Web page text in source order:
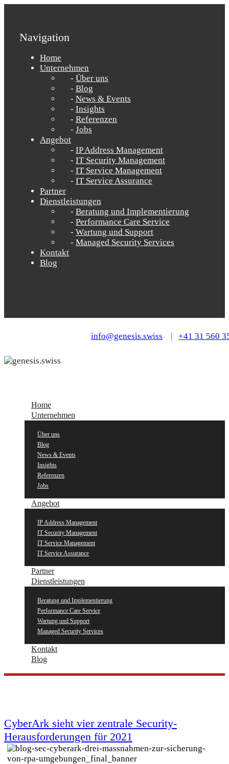
Navigation
Home
Unternehmen
Über uns
Blog
News & Events
Insights
Referenzen
Jobs
Angebot
IP Address Management
IT Security Management
IT Service Management
IT Service Assurance
Partner
Dienstleistungen
Beratung und Implementierung
Performance Care Service
Wartung und Support
Managed Security Services
Kontakt
Blog
info@genesis.swiss | +41 31 560
Home
Unternehmen
Über uns
Blog
News & Events
Insights
Referenzen
Jobs
Angebot
IP Address Management
IT Security Management
IT Service Management
IT Service Assurance
Partner
Dienstleistungen
Beratung und Implementierung
Performance Care Service
Wartung und Support
Managed Security Services
Kontakt
Blog
CyberArk sieht vier zentrale Security-
Herausforderungen für 2021